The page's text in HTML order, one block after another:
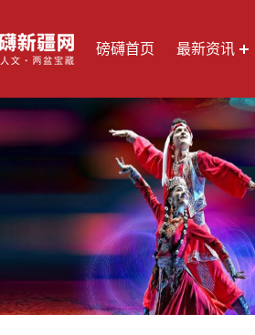
磅礴首页 最新资讯